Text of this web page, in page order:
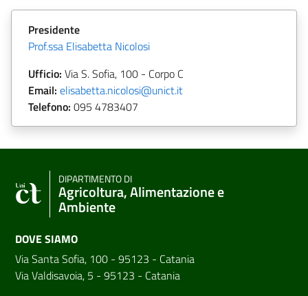
Presidente
Prof.ssa Elisabetta Nicolosi
Ufficio: Via S. Sofia, 100 - Corpo C
Email: elisabetta.nicolosi@unict.it
Telefono: 095 4783407
DIPARTIMENTO DI
Agricoltura, Alimentazione e
Ambiente
DOVE SIAMO
Via Santa Sofia, 100 - 95123 - Catania
Via Valdisavoia, 5 - 95123 - Catania